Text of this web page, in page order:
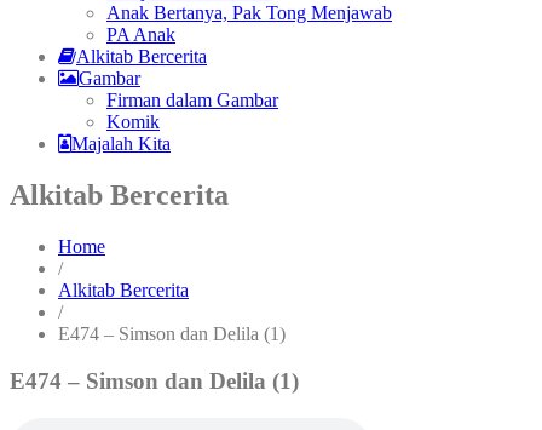
Anak Bertanya, Pak Tong Menjawab
PA Anak
Alkitab Bercerita
Gambar
Firman dalam Gambar
Komik
Majalah Kita
Alkitab Bercerita
Home
/
Alkitab Bercerita
/
E474 – Simson dan Delila (1)
E474 – Simson dan Delila (1)